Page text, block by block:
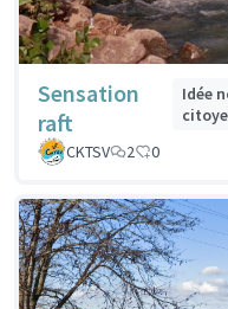
Sensation
raft
Idée
CKTSV
2 0